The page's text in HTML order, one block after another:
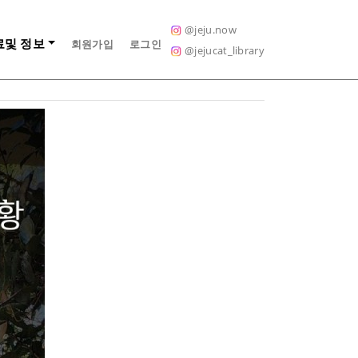
및 정보 회원가입 로그인
@jeju.now
@jejucat_library